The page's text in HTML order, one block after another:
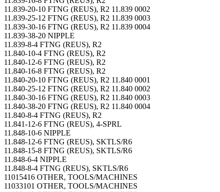
11.839-20-10 FTNG (REUS), R2 11.839 0002
11.839-25-12 FTNG (REUS), R2 11.839 0003
11.839-30-16 FTNG (REUS), R2 11.839 0004
11.839-38-20 NIPPLE
11.839-8-4 FTNG (REUS), R2
11.840-10-4 FTNG (REUS), R2
11.840-12-6 FTNG (REUS), R2
11.840-16-8 FTNG (REUS), R2
11.840-20-10 FTNG (REUS), R2 11.840 0001
11.840-25-12 FTNG (REUS), R2 11.840 0002
11.840-30-16 FTNG (REUS), R2 11.840 0003
11.840-38-20 FTNG (REUS), R2 11.840 0004
11.840-8-4 FTNG (REUS), R2
11.841-12-6 FTNG (REUS), 4-SPRL
11.848-10-6 NIPPLE
11.848-12-6 FTNG (REUS), SKTLS/R6
11.848-15-8 FTNG (REUS), SKTLS/R6
11.848-6-4 NIPPLE
11.848-8-4 FTNG (REUS), SKTLS/R6
11015416 OTHER, TOOLS/MACHINES
11033101 OTHER, TOOLS/MACHINES